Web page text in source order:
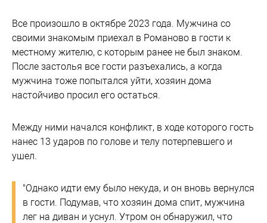
Все произошло в октябре 2023 года. Мужчина со
своими знакомым приехал в Романово в гости к
местному жителю, с которым ранее не был знаком.
После застолья все гости разъехались, а когда
мужчина тоже попытался уйти, хозяин дома
настойчиво просил его остаться.
Между ними начался конфликт, в ходе которого гость
нанес 13 ударов по голове и телу потерпевшего и
ушел.
"Однако идти ему было некуда, и он вновь вернулся
в гости. Подумав, что хозяин дома спит, мужчина
лег на диван и уснул. Утром он обнаружил, что